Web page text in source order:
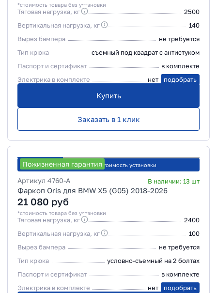
*стоимость товара без установки
Тяговая нагрузка, кг
2500
Вертикальная нагрузка, кг
140
Вырез бампера
не требуется
Тип крюка
съемный под квадрат с антистуком
Паспорт и сертификат
в комплекте
Электрика в комплекте
нет подобрать
Купить
Заказать в 1 клик
Пожизненная гарантияРассчитать стоимость установки
Артикул 4760-A В наличии: 13 шт
Фаркоп Oris для BMW X5 (G05) 2018-2026
21 080 руб
*стоимость товара без установки
Тяговая нагрузка, кг
2400
Вертикальная нагрузка, кг
100
Вырез бампера
не требуется
Тип крюка
условно-съемный на 2 болтах
Паспорт и сертификат
в комплекте
Электрика в комплекте
нет подобрать